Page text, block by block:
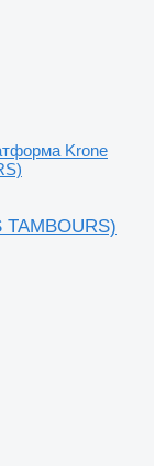
Krone
TAMBOURS)